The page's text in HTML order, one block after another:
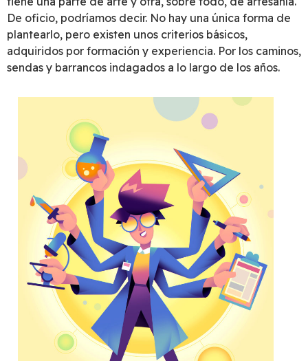
De oficio, podríamos decir. No hay una única forma de
plantearlo, pero existen unos criterios básicos,
adquiridos por formación y experiencia. Por los caminos,
sendas y barrancos indagados a lo largo de los años.